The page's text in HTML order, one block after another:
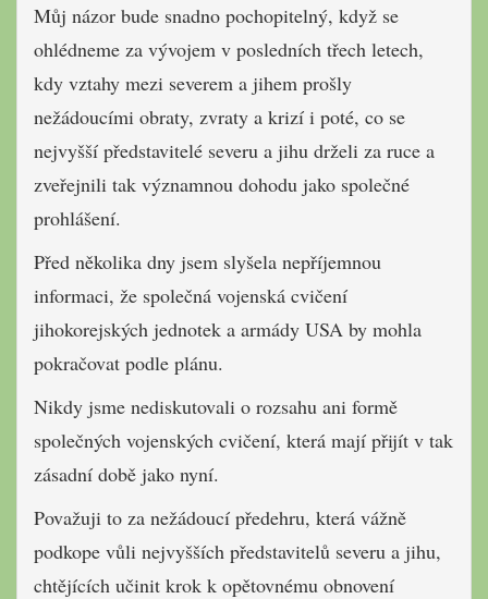
Můj názor bude snadno pochopitelný, když se
ohlédneme za vývojem v posledních třech letech,
kdy vztahy mezi severem a jihem prošly
nežádoucími obraty, zvraty a krizí i poté, co se
nejvyšší představitelé severu a jihu drželi za ruce a
zveřejnili tak významnou dohodu jako společné
prohlášení.
Před několika dny jsem slyšela nepříjemnou
informaci, že společná vojenská cvičení
jihokorejských jednotek a armády USA by mohla
pokračovat podle plánu.
Nikdy jsme nediskutovali o rozsahu ani formě
společných vojenských cvičení, která mají přijít v tak
zásadní době jako nyní.
Považuji to za nežádoucí předehru, která vážně
podkope vůli nejvyšších představitelů severu a jihu,
chtějících učinit krok k opětovnému obnovení